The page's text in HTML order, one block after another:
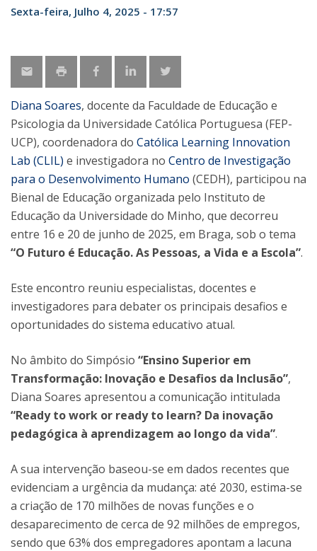
Sexta-feira, Julho 4, 2025 - 17:57
Diana Soares, docente da Faculdade de Educação e
Psicologia da Universidade Católica Portuguesa (FEP-
UCP), coordenadora do Católica Learning Innovation
Lab (CLIL) e investigadora no Centro de Investigação
para o Desenvolvimento Humano (CEDH), participou na
Bienal de Educação organizada pelo Instituto de
Educação da Universidade do Minho, que decorreu
entre 16 e 20 de junho de 2025, em Braga, sob o tema
“O Futuro é Educação. As Pessoas, a Vida e a Escola”.
Este encontro reuniu especialistas, docentes e
investigadores para debater os principais desafios e
oportunidades do sistema educativo atual.
No âmbito do Simpósio “Ensino Superior em
Transformação: Inovação e Desafios da Inclusão”,
Diana Soares apresentou a comunicação intitulada
“Ready to work or ready to learn? Da inovação
pedagógica à aprendizagem ao longo da vida”.
A sua intervenção baseou-se em dados recentes que
evidenciam a urgência da mudança: até 2030, estima-se
a criação de 170 milhões de novas funções e o
desaparecimento de cerca de 92 milhões de empregos,
sendo que 63% dos empregadores apontam a lacuna